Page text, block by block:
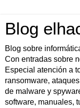
Blog
Blog sobre
Con entradas sobre
Especial atención a
ransomware,
de malware y
software, manuales,